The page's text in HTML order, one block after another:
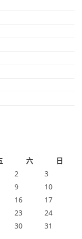
六
日
2
3
9
10
16
17
23
24
30 31